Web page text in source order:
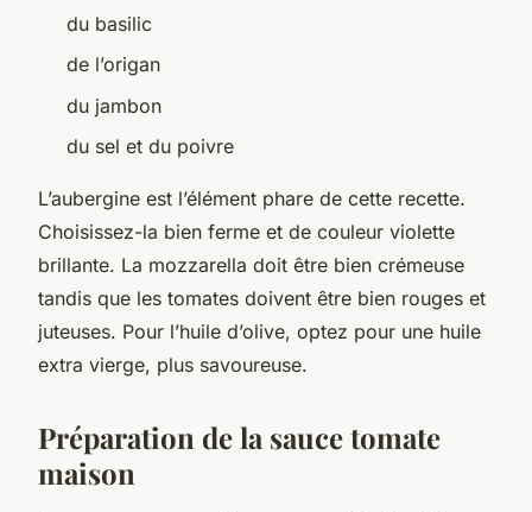
du basilic
de l’origan
du jambon
du sel et du poivre
L’aubergine est l’élément phare de cette recette.
Choisissez-la bien ferme et de couleur violette
brillante. La mozzarella doit être bien crémeuse
tandis que les tomates doivent être bien rouges et
juteuses. Pour l’huile d’olive, optez pour une huile
extra vierge, plus savoureuse.
Préparation de la sauce tomate
maison